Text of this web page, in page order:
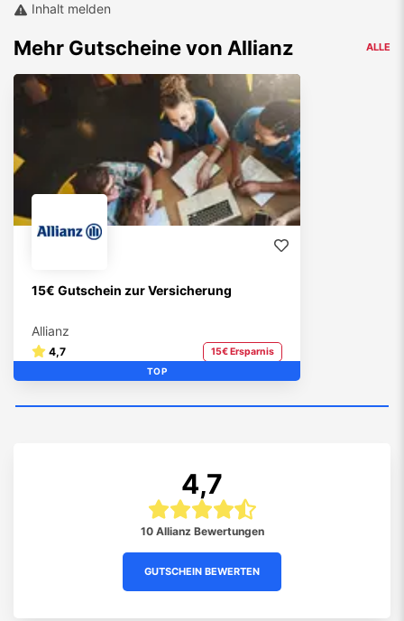
Inhalt melden
Mehr Gutscheine von Allianz ALLE
15€ Gutschein zur Versicherung
Allianz
4,7 15€ Ersparnis
TOP
4,7
10 Allianz Bewertungen
GUTSCHEIN BEWERTEN